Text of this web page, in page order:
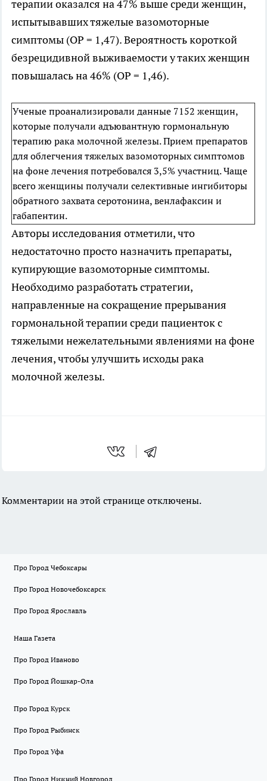
терапии оказался на 47% выше среди женщин,
испытывавших тяжелые вазомоторные
симптомы (ОР = 1,47). Вероятность короткой
безрецидивной выживаемости у таких женщин
повышалась на 46% (ОР = 1,46).
Ученые проанализировали данные 7152 женщин,
которые получали адъювантную гормональную
терапию рака молочной железы. Прием препаратов
для облегчения тяжелых вазомоторных симптомов
на фоне лечения потребовался 3,5% участниц. Чаще
всего женщины получали селективные ингибиторы
обратного захвата серотонина, венлафаксин и
габапентин.
Авторы исследования отметили, что
недостаточно просто назначить препараты,
купирующие вазомоторные симптомы.
Необходимо разработать стратегии,
направленные на сокращение прерывания
гормональной терапии среди пациенток с
тяжелыми нежелательными явлениями на фоне
лечения, чтобы улучшить исходы рака
молочной железы.
Комментарии на этой странице отключены.
Про Город Чебоксары
Про Город Новочебоксарск
Про Город Ярославль
Наша Газета
Про Город Иваново
Про Город Йошкар-Ола
Про Город Курск
Про Город Рыбинск
Про Город Уфа
Про Город Нижний Новгород